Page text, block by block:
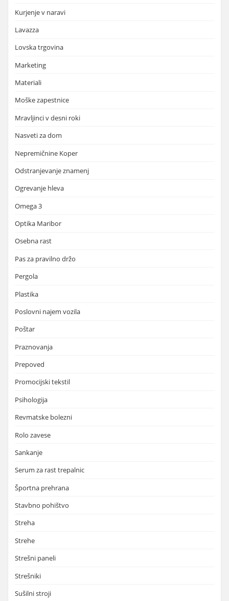
Kurjenje v naravi
Lavazza
Lovska trgovina
Marketing
Materiali
Moške zapestnice
Mravljinci v desni roki
Nasveti za dom
Nepremičnine Koper
Odstranjevanje znamenj
Ogrevanje hleva
Omega 3
Optika Maribor
Osebna rast
Pas za pravilno držo
Pergola
Plastika
Poslovni najem vozila
Poštar
Praznovanja
Prepoved
Promocijski tekstil
Psihologija
Revmatske bolezni
Rolo zavese
Sankanje
Serum za rast trepalnic
Športna prehrana
Stavbno pohištvo
Streha
Strehe
Strešni paneli
Strešniki
Sušilni stroji